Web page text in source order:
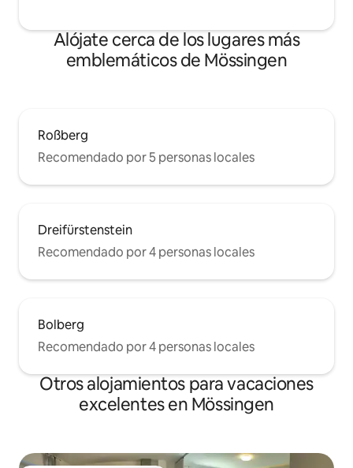
Alójate cerca de los lugares más
emblemáticos de Mössingen
Roßberg
Recomendado por 5 personas locales
Dreifürstenstein
Recomendado por 4 personas locales
Bolberg
Recomendado por 4 personas locales
Otros alojamientos para vacaciones
excelentes en Mössingen